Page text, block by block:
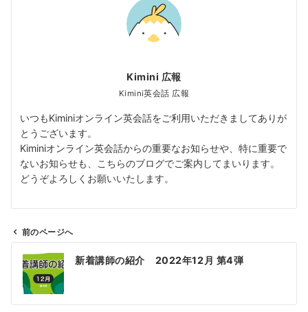
Kimini 広報
Kimini英会話 広報
いつもKiminiオンライン英会話をご利用いただきましてありが
とうございます。
Kiminiオンライン英会話からの重要なお知らせや、特に重要で
ないお知らせも、こちらのブログでご案内してまいります。
どうぞよろしくお願いいたします。
ビ
前のページへ
新着講師の紹介 2022年12月 第4弾